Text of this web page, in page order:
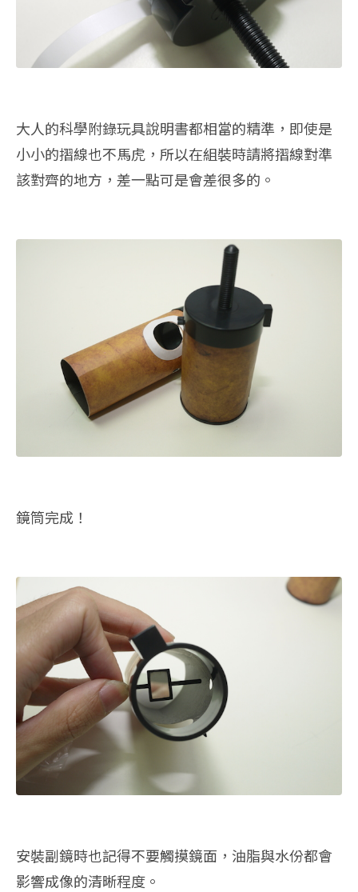
大人的科學附錄玩具說明書都相當的精準，即使是
小小的摺線也不馬虎，所以在組裝時請將摺線對準
該對齊的地方，差一點可是會差很多的。
鏡筒完成！
安裝副鏡時也記得不要觸摸鏡面，油脂與水份都會
影響成像的清晰程度。